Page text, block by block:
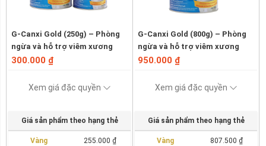
G-Canxi Gold (250g) – Phòng
ngừa và hỗ trợ viêm xương
khớp
300.000 ₫
Xem giá đặc quyền
Giá sản phẩm theo hạng thẻ
Vàng 255.000 ₫
G-Canxi Gold (800g) – Phòng
ngừa và hỗ trợ viêm xương
khớp
950.000 ₫
Xem giá đặc quyền
Giá sản phẩm theo hạng thẻ
Vàng 807.500 ₫